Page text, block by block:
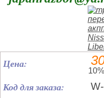
Цена:
10%
Код для заказа: